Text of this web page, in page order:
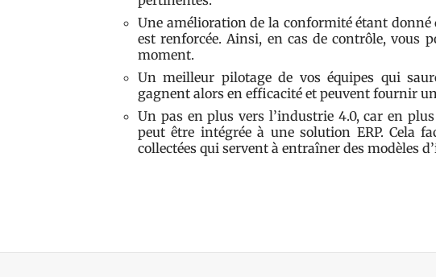
Une amélioration de la conformité étant
est renforcée. Ainsi, en cas de contrôle, vous
moment.
Un meilleur pilotage de vos équipes qui
gagnent alors en efficacité et peuvent fournir
Un pas en plus vers l’industrie 4.0, car en
peut être intégrée à une solution ERP. Cela
collectées qui servent à entraîner des modèles